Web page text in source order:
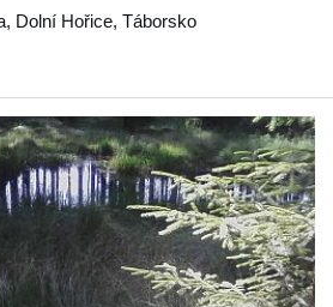
, Dolní Hořice, Táborsko